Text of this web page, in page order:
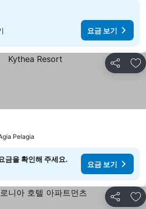
요금 보기
공유 즐
Pelagia
금을 확인해 주세요.
요금 보기
공유 즐